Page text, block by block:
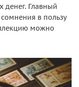
денег. Главный
в пользу
можно